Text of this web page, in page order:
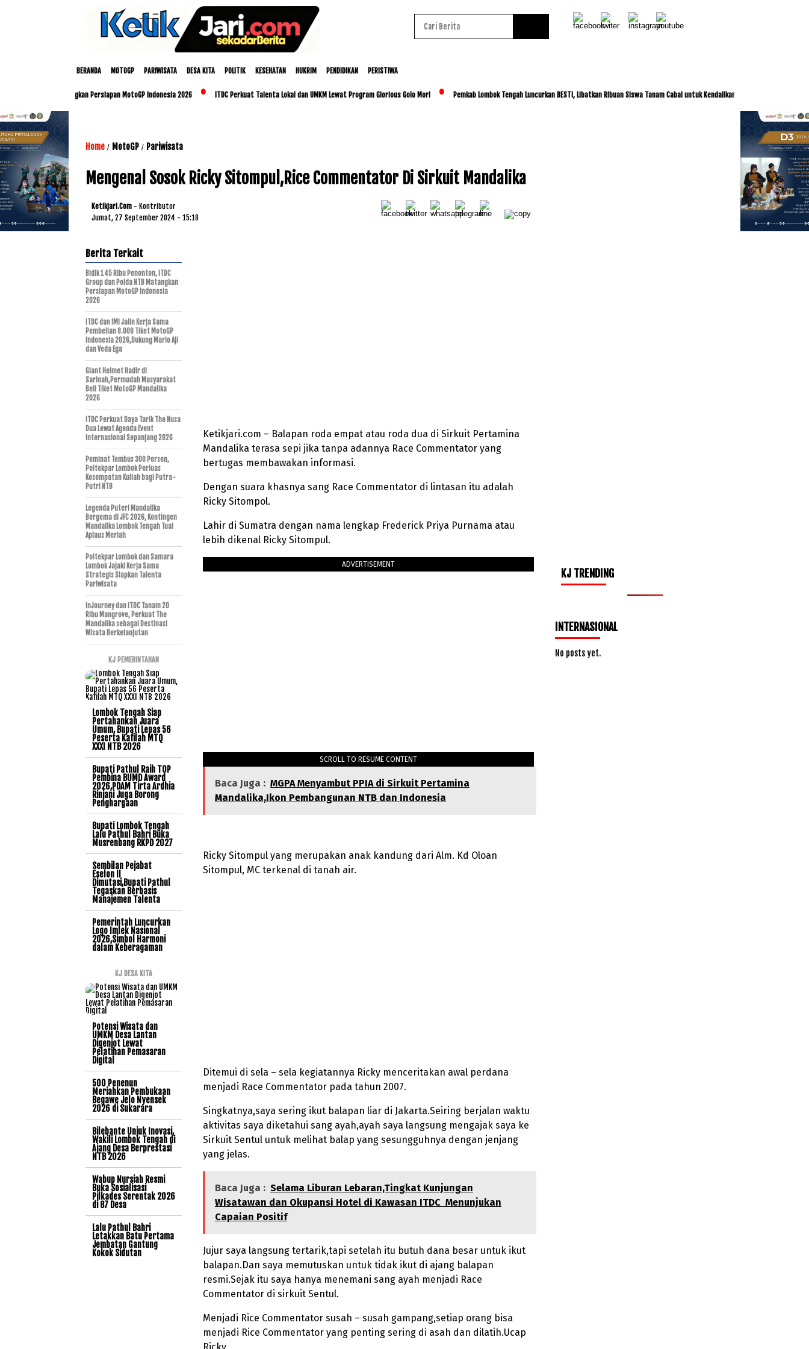
BERANDA MOTOGP PARIWISATA DESA KITA POLITIK KESEHATAN HUKRIM PENDIDIKAN PERISTIWA
Polda NTB Matangkan Persiapan MotoGP Indonesia 2026 ITDC Perkuat Talenta Lokal dan UMKM Lewat Program Glorious Golo Mori Pemkab Lombok Tengah Luncurkan BESTI, Libatkan Ribuan Siswa Tanam Cabai untuk Kendalikan Inflasi
Home / MotoGP / Pariwisata
Mengenal Sosok Ricky Sitompul,Rice Commentator Di Sirkuit Mandalika
Ketikjari.com - Kontributor
Jumat, 27 September 2024 - 15:18
Ketikjari.com – Balapan roda empat atau roda dua di Sirkuit Pertamina
Mandalika terasa sepi jika tanpa adannya Race Commentator yang
bertugas membawakan informasi.
Dengan suara khasnya sang Race Commentator di lintasan itu adalah
Ricky Sitompol.
Lahir di Sumatra dengan nama lengkap Frederick Priya Purnama atau
lebih dikenal Ricky Sitompul.
ADVERTISEMENT
SCROLL TO RESUME CONTENT
Baca Juga : MGPA Menyambut PPIA di Sirkuit Pertamina
Mandalika,Ikon Pembangunan NTB dan Indonesia
Ricky Sitompul yang merupakan anak kandung dari Alm. Kd Oloan
Sitompul, MC terkenal di tanah air.
Ditemui di sela – sela kegiatannya Ricky menceritakan awal perdana
menjadi Race Commentator pada tahun 2007.
Singkatnya,saya sering ikut balapan liar di Jakarta.Seiring berjalan waktu
aktivitas saya diketahui sang ayah,ayah saya langsung mengajak saya ke
Sirkuit Sentul untuk melihat balap yang sesungguhnya dengan jenjang
yang jelas.
Baca Juga : Selama Liburan Lebaran,Tingkat Kunjungan
Wisatawan dan Okupansi Hotel di Kawasan ITDC Menunjukan
Capaian Positif
Jujur saya langsung tertarik,tapi setelah itu butuh dana besar untuk ikut
balapan.Dan saya memutuskan untuk tidak ikut di ajang balapan
resmi.Sejak itu saya hanya menemani sang ayah menjadi Race
Commentator di sirkuit Sentul.
Menjadi Rice Commentator susah – susah gampang,setiap orang bisa
menjadi Rice Commentator yang penting sering di asah dan dilatih.Ucap
Berita Terkait
Bidik 145 Ribu Penonton, ITDC
Group dan Polda NTB Matangkan
Persiapan MotoGP Indonesia
2026
ITDC dan IMI Jalin Kerja Sama
Pembelian 8.000 Tiket MotoGP
Indonesia 2026,Dukung Mario Aji
dan Veda Ega
Giant Helmet Hadir di
Sarinah,Permudah Masyarakat
Beli Tiket MotoGP Mandalika
2026
ITDC Perkuat Daya Tarik The Nusa
Dua Lewat Agenda Event
Internasional Sepanjang 2026
Peminat Tembus 300 Persen,
Poltekpar Lombok Perluas
Kesempatan Kuliah bagi Putra-
Putri NTB
Legenda Puteri Mandalika
Bergema di JFC 2026, Kontingen
Mandalika Lombok Tengah Tuai
Aplaus Meriah
Poltekpar Lombok dan Samara
Lombok Jajaki Kerja Sama
Strategis Siapkan Talenta
Pariwisata
InJourney dan ITDC Tanam 20
Ribu Mangrove, Perkuat The
Mandalika sebagai Destinasi
Wisata Berkelanjutan
KJ PEMERINTAHAN
Lombok Tengah Siap
Pertahankan Juara
Umum, Bupati Lepas 56
Peserta Kafilah MTQ
XXXI NTB 2026
Bupati Pathul Raih TOP
Pembina BUMD Award
2026,PDAM Tirta Ardhia
Rinjani Juga Borong
Penghargaan
Bupati Lombok Tengah
Lalu Pathul Bahri Buka
Musrenbang RKPD 2027
Sembilan Pejabat
Eselon II
Dimutasi,Bupati Pathul
Tegaskan Berbasis
Manajemen Talenta
Pemerintah Luncurkan
Logo Imlek Nasional
2026,Simbol Harmoni
dalam Keberagaman
KJ DESA KITA
Potensi Wisata dan
UMKM Desa Lantan
Digenjot Lewat
Pelatihan Pemasaran
Digital
500 Penenun
Meriahkan Pembukaan
Begawe Jelo Nyensek
2026 di Sukarara
Bilebante Unjuk Inovasi,
Wakili Lombok Tengah di
Ajang Desa Berprestasi
NTB 2026
Wabup Nursiah Resmi
Buka Sosialisasi
Pilkades Serentak 2026
di 87 Desa
Lalu Pathul Bahri
Letakkan Batu Pertama
Jembatan Gantung
Kokok Sidutan
KJ TRENDING
INTERNASIONAL
No posts yet.